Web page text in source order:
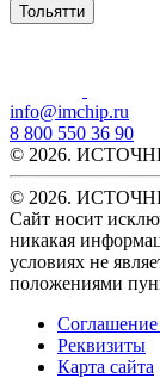
Тольятти
info@imchip.ru
8 800 550 36 90
© 2026.
© 2026.
Сайт носит
никакая
условиях не
положениями
Реквизиты
Карта сайта